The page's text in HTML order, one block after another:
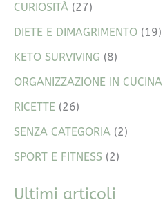
CURIOSITÀ (27)
DIETE E DIMAGRIMENTO (19)
KETO SURVIVING (8)
ORGANIZZAZIONE IN CUCINA
RICETTE (26)
SENZA CATEGORIA (2)
SPORT E FITNESS (2)
Ultimi articoli